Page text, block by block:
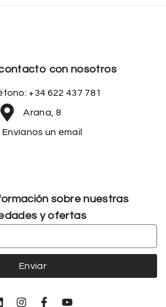
con nosotros
+34 622 437 781
Arana, 8
Envíanos un email
sobre nuestras
y ofertas
Enviar